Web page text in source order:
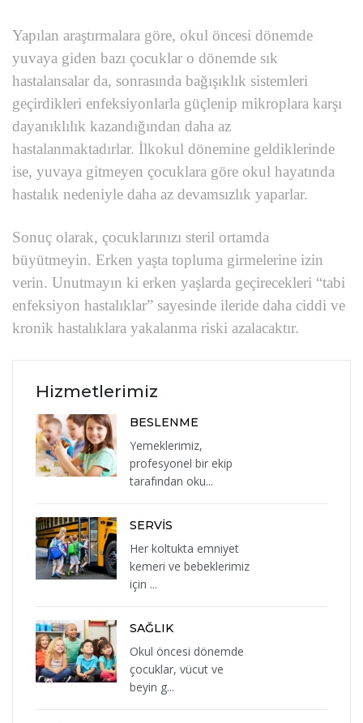
Yapılan araştırmalara göre, okul öncesi dönemde
yuvaya giden bazı çocuklar o dönemde sık
hastalansalar da, sonrasında bağışıklık sistemleri
geçirdikleri enfeksiyonlarla güçlenip mikroplara karşı
dayanıklılık kazandığından daha az
hastalanmaktadırlar. İlkokul dönemine geldiklerinde
ise, yuvaya gitmeyen çocuklara göre okul hayatında
hastalık nedeniyle daha az devamsızlık yaparlar.
Sonuç olarak, çocuklarınızı steril ortamda
büyütmeyin. Erken yaşta topluma girmelerine izin
verin. Unutmayın ki erken yaşlarda geçirecekleri “tabi
enfeksiyon hastalıklar” sayesinde ileride daha ciddi ve
kronik hastalıklara yakalanma riski azalacaktır.
Hizmetlerimiz
BESLENME
Yemeklerimiz,
profesyonel bir ekip
tarafından oku...
SERVİS
Her koltukta emniyet
kemeri ve bebeklerimiz
için ...
SAĞLIK
Okul öncesi dönemde
çocuklar, vücut ve
beyin g...